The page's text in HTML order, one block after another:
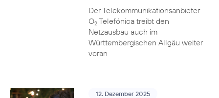
Der Telekommunikationsanbieter
O2Telefónica treibt den
Netzausbau auch im
Württembergischen Allgäu weiter
voran
12. Dezember 2025